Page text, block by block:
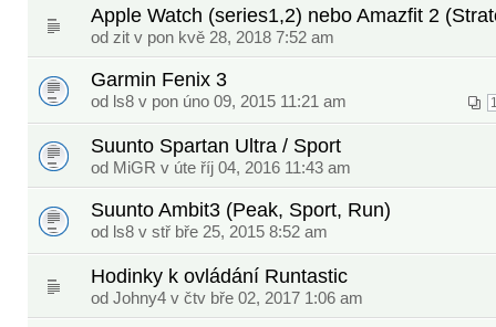
Apple Watch (series1,2) nebo Amazfit 2
od zit v pon kvě 28, 2018 7:52 am
Garmin Fenix 3
od ls8 v pon úno 09, 2015 11:21 am
Suunto Spartan Ultra / Sport
od MiGR v úte říj 04, 2016 11:43 am
Suunto Ambit3 (Peak, Sport, Run)
od ls8 v stř bře 25, 2015 8:52 am
Hodinky k ovládání Runtastic
od Johny4 v čtv bře 02, 2017 1:06 am